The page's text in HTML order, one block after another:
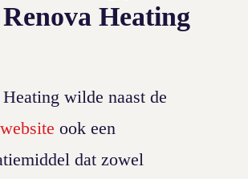
Heating
wilde naast de
ook een
dat zowel